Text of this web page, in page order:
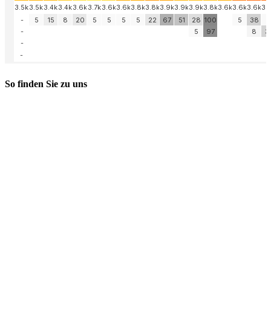
So finden Sie zu uns